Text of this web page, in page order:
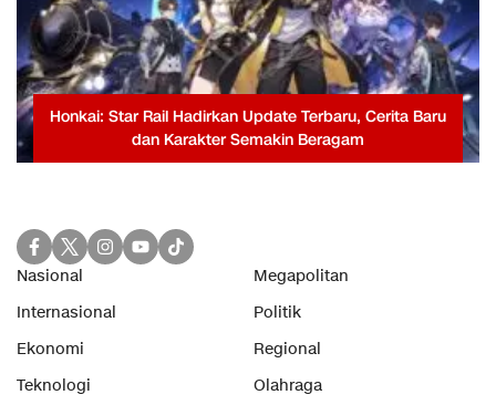
Honkai: Star Rail Hadirkan Update Terbaru, Cerita Baru
dan Karakter Semakin Beragam
Nasional
Megapolitan
Internasional
Politik
Ekonomi
Regional
Teknologi
Olahraga